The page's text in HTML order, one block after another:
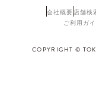
会社概要 店舗検
ご利用ガイ
COPYRIGHT ©